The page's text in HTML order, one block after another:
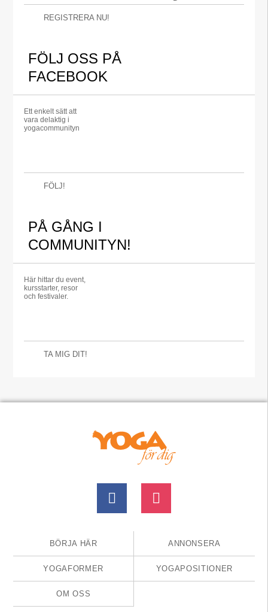
REGISTRERA NU!
FÖLJ OSS PÅ
FACEBOOK
Ett enkelt sätt att
vara delaktig i
yogacommunityn
FÖLJ!
PÅ GÅNG I
COMMUNITYN!
Här hittar du event,
kursstarter, resor
och festivaler.
TA MIG DIT!
BÖRJA HÄR ANNONSERA
YOGAFORMER YOGAPOSITIONER
OM OSS